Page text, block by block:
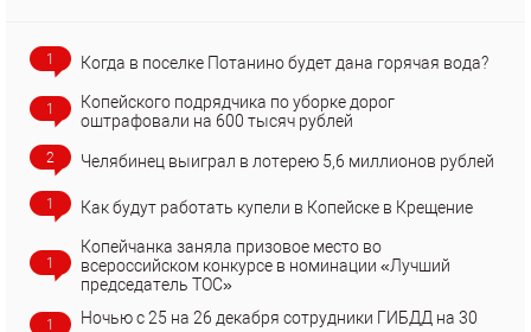
1 Когда в поселке Потанино будет дана горячая вода?
1
Копейского подрядчика по уборке дорог
оштрафовали на 600 тысяч рублей
2 Челябинец выиграл в лотерею 5,6 миллионов рублей
1 Как будут работать купели в Копейске в Крещение
1
Копейчанка заняла призовое место во
всероссийском конкурсе в номинации «Лучший
председатель ТОС»
1
Ночью с 25 на 26 декабря сотрудники ГИБДД на 30